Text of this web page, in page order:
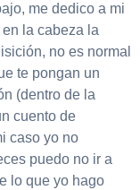
me dedico a mi
la cabeza la
no es normal
te pongan un
(dentro de la
cuento de
caso yo no
puedo no ir a
lo que yo hago